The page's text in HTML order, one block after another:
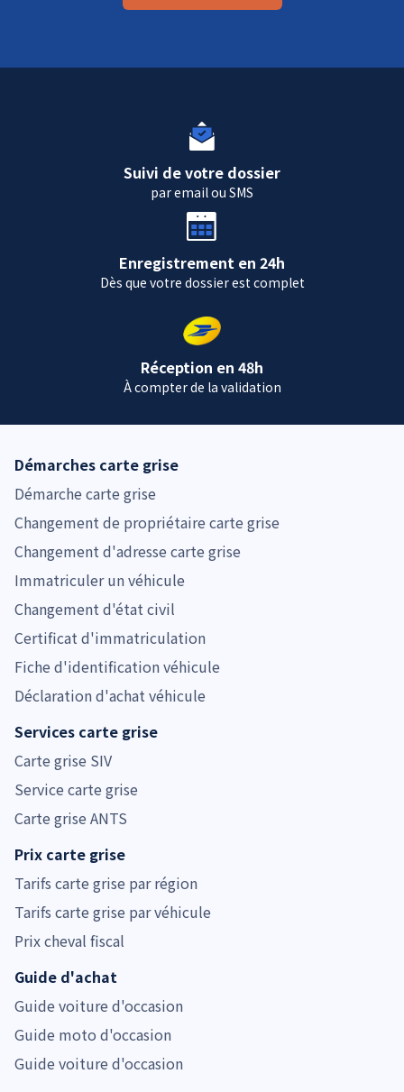
Suivi de votre dossier
par email ou SMS
Enregistrement en 24h
Dès que votre dossier est complet
Réception en 48h
À compter de la validation
Démarches carte grise
Démarche carte grise
Changement de propriétaire carte grise
Changement d'adresse carte grise
Immatriculer un véhicule
Changement d'état civil
Certificat d'immatriculation
Fiche d'identification véhicule
Déclaration d'achat véhicule
Services carte grise
Carte grise SIV
Service carte grise
Carte grise ANTS
Prix carte grise
Tarifs carte grise par région
Tarifs carte grise par véhicule
Prix cheval fiscal
Guide d'achat
Guide voiture d'occasion
Guide moto d'occasion
Guide voiture d'occasion